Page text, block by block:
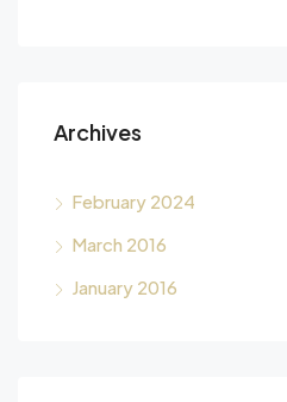
Archives
February 2024
March 2016
January 2016